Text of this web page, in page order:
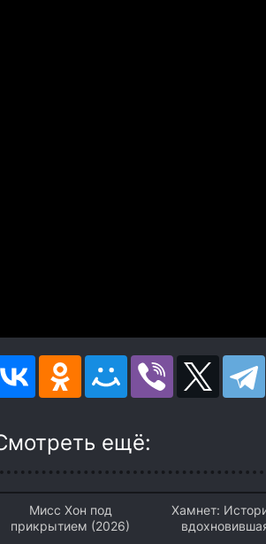
ещё:
Мисс Хон под
прикрытием (2026)
Хамнет: